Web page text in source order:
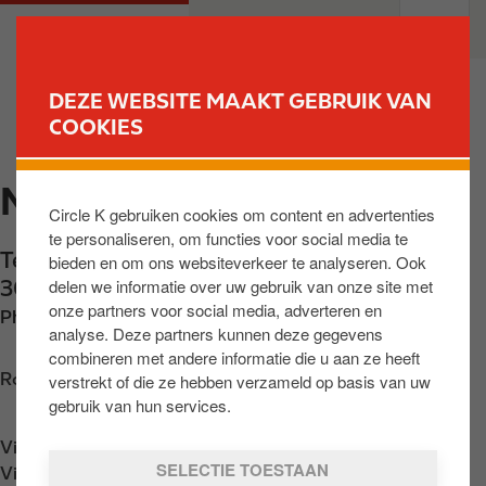
DEZE WEBSITE MAAKT GEBRUIK VAN
COOKIES
Circle K gebruiken cookies om content en advertenties
te personaliseren, om functies voor social media te
bieden en om ons websiteverkeer te analyseren. Ook
delen we informatie over uw gebruik van onze site met
onze partners voor social media, adverteren en
analyse. Deze partners kunnen deze gegevens
combineren met andere informatie die u aan ze heeft
verstrekt of die ze hebben verzameld op basis van uw
gebruik van hun services.
SELECTIE TOESTAAN
a
n
e
n
n
a
r
i
n
M
v
MALEIZEN
Terhulpensesteenweg 365,Overijse, BE-
3090,BE
Phone: +32489830676
Routebeschrijving opvragen
Vind ons op
Vind ons op
Google Play